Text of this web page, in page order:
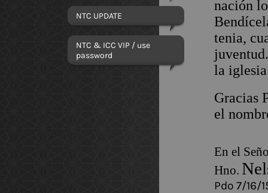
NTC UPDATE
NTC & ICC VIP / use
password
nación
tenia,
la
Gracias
el
En el
Hno.
Pdo 7/16/